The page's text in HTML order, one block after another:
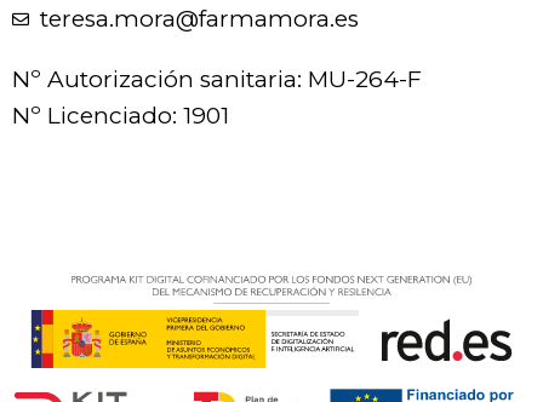
teresa.mora@farmamora.es
Nº Autorización sanitaria: MU-264-F
Nº Licenciado: 1901